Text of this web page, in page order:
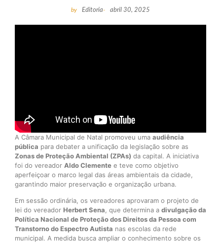
by Editoria- abril 30, 2025
A Câmara Municipal de Natal promoveu uma audiência
pública para debater a unificação da legislação sobre as
Zonas de Proteção Ambiental (ZPAs) da capital. A iniciativa
foi do vereador Aldo Clemente e teve como objetivo
aperfeiçoar o marco legal das áreas ambientais da cidade,
garantindo maior preservação e organização urbana.
Em sessão ordinária, os vereadores aprovaram o projeto de
lei do vereador Herbert Sena, que determina a divulgação da
Política Nacional de Proteção dos Direitos da Pessoa com
Transtorno do Espectro Autista nas escolas da rede
municipal. A medida busca ampliar o conhecimento sobre os